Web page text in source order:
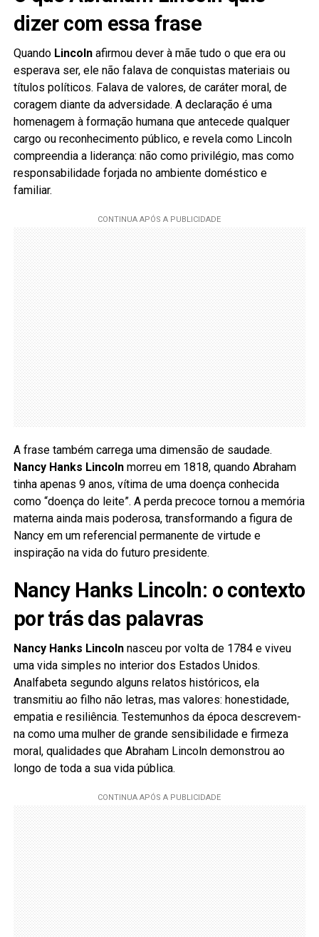
dizer com essa frase
Quando Lincolnafirmou dever à mãe tudo o que era ou
esperava ser, ele não falava de conquistas materiais ou
títulos políticos. Falava de valores, de caráter moral, de
coragem diante da adversidade. A declaração é uma
homenagem à formação humana que antecede qualquer
cargo ou reconhecimento público, e revela como Lincoln
compreendia a liderança: não como privilégio, mas como
responsabilidade forjada no ambiente doméstico e
familiar.
A frase também carrega uma dimensão de saudade.
Nancy Hanks Lincolnmorreu em 1818, quando Abraham
tinha apenas 9 anos, vítima de uma doença conhecida
como “doença do leite”. A perda precoce tornou a memória
materna ainda mais poderosa, transformando a figura de
Nancy em um referencial permanente de virtude e
inspiração na vida do futuro presidente.
Nancy Hanks Lincoln: o contexto
por trás das palavras
Nancy Hanks Lincolnnasceu por volta de 1784 e viveu
uma vida simples no interior dos Estados Unidos.
Analfabeta segundo alguns relatos históricos, ela
transmitiu ao filho não letras, mas valores: honestidade,
empatia e resiliência. Testemunhos da época descrevem-
na como uma mulher de grande sensibilidade e firmeza
moral, qualidades que Abraham Lincoln demonstrou ao
longo de toda a sua vida pública.